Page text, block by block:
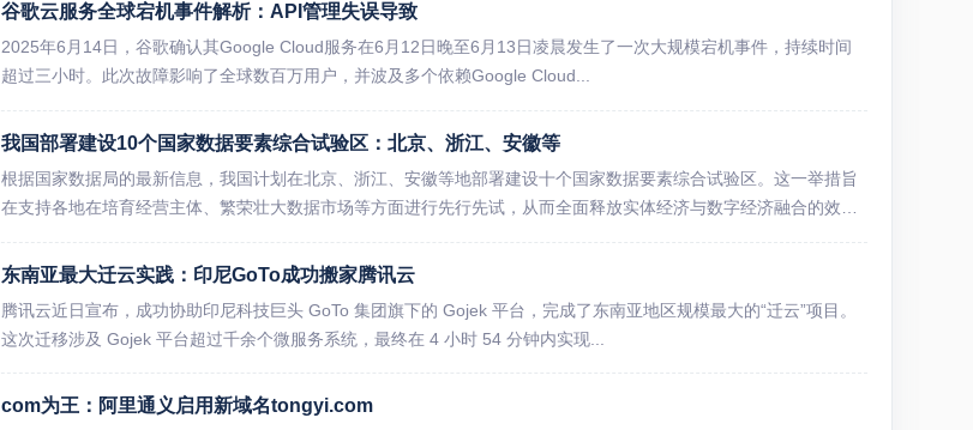
谷歌云服务全球宕机事件解析：API管理失误导致
2025年6月14日，谷歌确认其Google Cloud服务在6月12日晚至6月13日凌晨发生了一次大规模宕机事件，持续时间
超过三小时。此次故障影响了全球数百万用户，并波及多个依赖Google Cloud...
我国部署建设10个国家数据要素综合试验区：北京、浙江、安徽等
根据国家数据局的最新信息，我国计划在北京、浙江、安徽等地部署建设十个国家数据要素综合试验区。这一举措旨
在支持各地在培育经营主体、繁荣壮大数据市场等方面进行先行先试，从而全面释放实体经济与数字经济融合的效
东南亚最大迁云实践：印尼GoTo成功搬家腾讯云
腾讯云近日宣布，成功协助印尼科技巨头 GoTo 集团旗下的 Gojek 平台，完成了东南亚地区规模最大的“迁云”项目。
这次迁移涉及 Gojek 平台超过千余个微服务系统，最终在 4 小时 54 分钟内实现...
com为王：阿里通义启用新域名tongyi.com